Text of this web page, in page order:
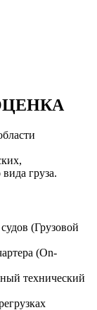
груза.
(Грузовой
(On-
технический